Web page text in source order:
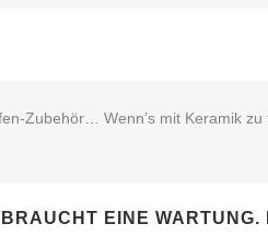
Wenn’s mit Keramik
EINE